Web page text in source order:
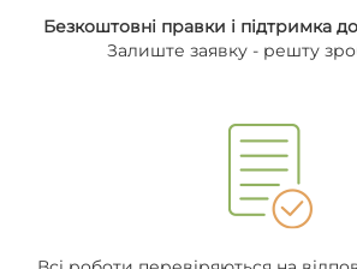
Безкоштовні правки і підтримка
Залиште заявку - решту